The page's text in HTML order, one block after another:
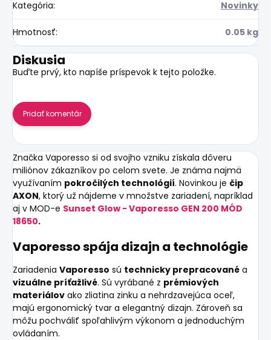
Kategória: Novinky
Hmotnosť: 0.05 kg
Diskusia
Buďte prvý, kto napíše príspevok k tejto položke.
Pridať komentár
Značka Vaporesso si od svojho vzniku získala dôveru
miliónov zákazníkov po celom svete. Je známa najmä
využívaním pokročilých technológií. Novinkou je čip
AXON, ktorý už nájdeme v množstve zariadení, napríklad
aj v MOD-e Sunset Glow - Vaporesso GEN 200 MÓD
18650.
Vaporesso spája dizajn a technológie
Zariadenia Vaporesso sú technicky prepracované a
vizuálne príťažlivé. Sú vyrábané z prémiových
materiálov ako zliatina zinku a nehrdzavejúca oceľ,
majú ergonomický tvar a elegantný dizajn. Zároveň sa
môžu pochváliť spoľahlivým výkonom a jednoduchým
ovládaním.